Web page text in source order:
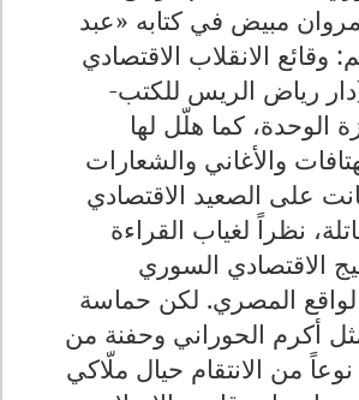
مبيض في كتابه «عبد
وقائع الانقلاب الاقتصادي
رياض الريس للكتب-
الوحدة، كما هلّل لها
والأغاني والشعارات
على الصعيد الاقتصادي
نظراً لغياب القراءة
الاقتصادي السوري
الواقع المصري. لكن حماسة
أكرم الحوراني وحفنة من
من الانتقام حيال ملّاكي